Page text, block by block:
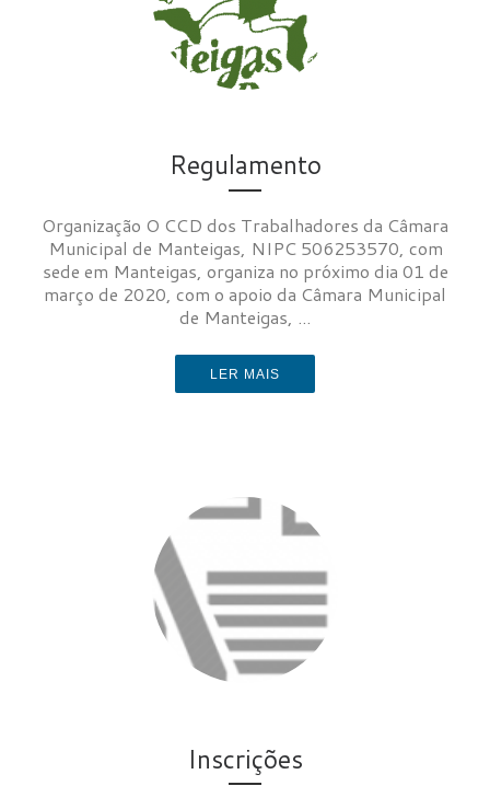
Regulamento
Organização O CCD dos Trabalhadores da Câmara
Municipal de Manteigas, NIPC 506253570, com
sede em Manteigas, organiza no próximo dia 01 de
março de 2020, com o apoio da Câmara Municipal
de Manteigas, ...
LER MAIS
Inscrições